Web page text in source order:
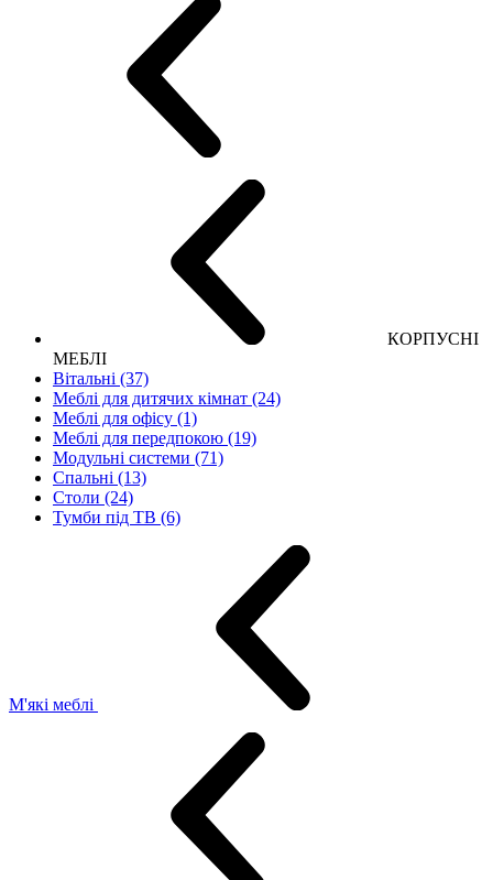
КОРПУСНІ
МЕБЛІ
Вітальні (37)
Меблі для дитячих кімнат (24)
Меблі для офісу (1)
Меблі для передпокою (19)
Модульні системи (71)
Спальні (13)
Столи (24)
Тумби під ТВ (6)
М'які меблі